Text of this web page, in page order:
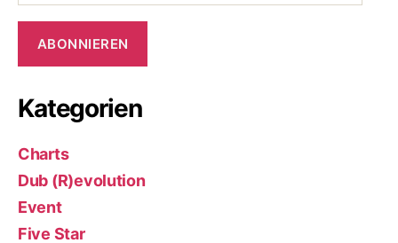
ABONNIEREN
Kategorien
Charts
Dub (R)evolution
Event
Five Star